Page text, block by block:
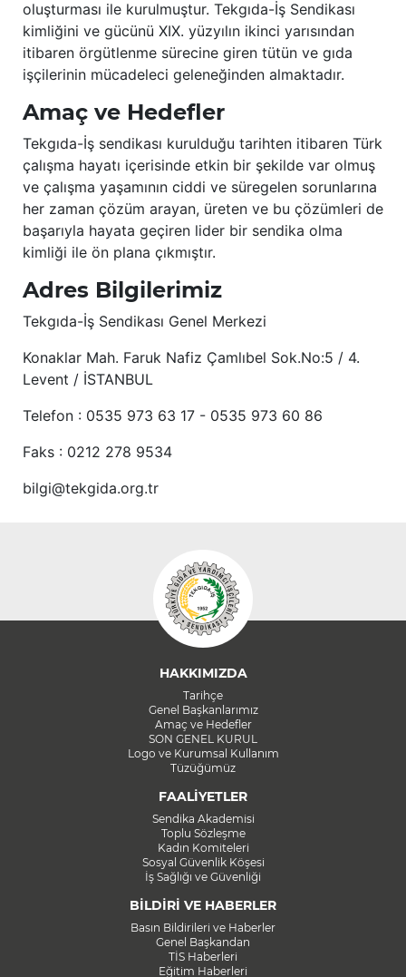
oluşturması ile kurulmuştur. Tekgıda-İş Sendikası
kimliğini ve gücünü XIX. yüzyılın ikinci yarısından
itibaren örgütlenme sürecine giren tütün ve gıda
işçilerinin mücadeleci geleneğinden almaktadır.
Amaç ve Hedefler
Tekgıda-İş sendikası kurulduğu tarihten itibaren Türk
çalışma hayatı içerisinde etkin bir şekilde var olmuş
ve çalışma yaşamının ciddi ve süregelen sorunlarına
her zaman çözüm arayan, üreten ve bu çözümleri de
başarıyla hayata geçiren lider bir sendika olma
kimliği ile ön plana çıkmıştır.
Adres Bilgilerimiz
Tekgıda-İş Sendikası Genel Merkezi
Konaklar Mah. Faruk Nafiz Çamlıbel Sok.No:5 / 4.
Levent / İSTANBUL
Telefon : 0535 973 63 17 - 0535 973 60 86
Faks : 0212 278 9534
bilgi@tekgida.org.tr
HAKKIMIZDA
Tarihçe
Genel Başkanlarımız
Amaç ve Hedefler
SON GENEL KURUL
Logo ve Kurumsal Kullanım
Tüzüğümüz
FAALİYETLER
Sendika Akademisi
Toplu Sözleşme
Kadın Komiteleri
Sosyal Güvenlik Köşesi
İş Sağlığı ve Güvenliği
BİLDİRİ VE HABERLER
Basın Bildirileri ve Haberler
Genel Başkandan
TİS Haberleri
Eğitim Haberleri